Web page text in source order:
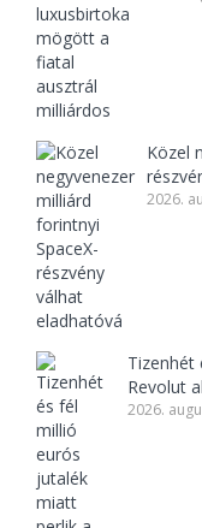
Közel
2026.
Tizenhét
Revolut
2026.